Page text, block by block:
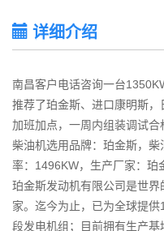
详细介绍
南昌客户电话咨询一台
推荐了珀金斯、进口康明斯
加班加点，一周内组装调试合
柴油机选用品牌：珀金斯，
率：1496KW，生产厂家：珀
珀金斯发动机有限公司是世
家。迄今为止，已为全球提
段发电机组；目前拥有生产